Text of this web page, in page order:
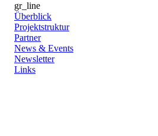
gr_line
Überblick
Projektstruktur
Partner
News & Events
Newsletter
Links